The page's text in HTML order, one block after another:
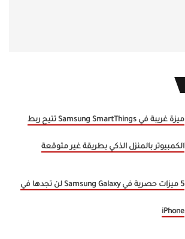
ميزة غريبة في Samsung SmartThings تتيح ربط
الكمبيوتر بالمنزل الذكي بطريقة غير متوقعة
5 ميزات حصرية في Samsung Galaxy لن تجدها في
iPhone